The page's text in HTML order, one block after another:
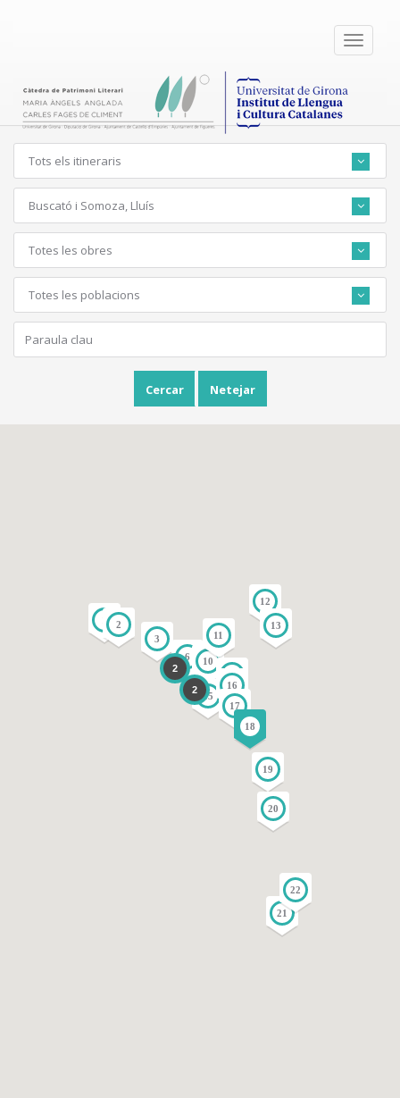
Toggle
Tots els itineraris
Buscató i Somoza, Lluís
Totes les obres
Totes les poblacions
Cercar Netejar
1
2
3
6
9
10
11
12
13
14
15
16
17
18
19
20
21
22
2
2